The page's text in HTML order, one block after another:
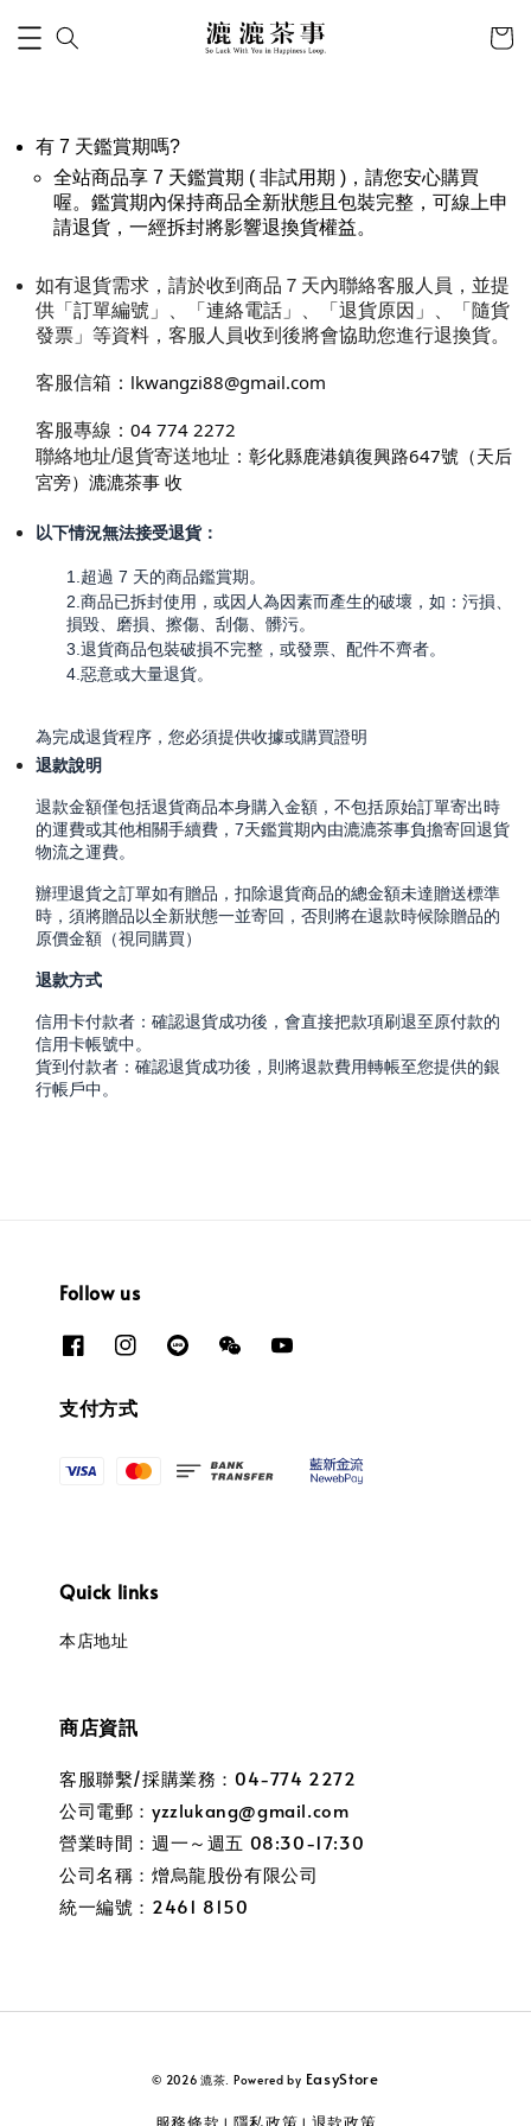
有 7 天鑑賞期嗎?
全站商品享 7 天鑑賞期 ( 非試用期 )，請您安心購買
喔。鑑賞期內保持商品全新狀態且包裝完整，可線上申
請退貨，一經拆封將影響退換貨權益。
如有退貨需求，請於收到商品７天內聯絡客服人員，並提
供「訂單編號」、「連絡電話」、
「 退貨原因 」
「隨貨
發票 」 等資料，客服人員收到後將會協助您進行退換貨。
客服信箱： lkwangzi88@gmail.com
客服專線： 04 774 2272
聯絡地址/退貨寄送地址： 彰化縣鹿港鎮復興路647號（天后
宮旁）漉漉茶事 收
以下情況無法接受退貨：
1.超過 7 天的商品鑑賞期。
2.商品已拆封使用，或因人為因素而產生的破壞，如：污損、
損毀、磨損、擦傷、刮傷、髒污。
3.退貨商品包裝破損不完整，或發票、配件不齊者。
4.惡意或大量退貨。
為完成退貨程序，您必須提供收據或購買證明
退款說明
退款金額僅包括退貨商品本身購入金額，不包括原始訂單寄出時
的運費或其他相關手續費，7天鑑賞期內由漉漉茶事負擔寄回退貨
物流之運費。
辦理退貨之訂單如有贈品，扣除退貨商品的總金額未達贈送標準
時，須將贈品以全新狀態一並寄回，否則將在退款時候除贈品的
原價金額（視同購買）
退款方式
信用卡付款者：確認退貨成功後，會直接把款項刷退至原付款的
信用卡帳號中。
貨到付款者：確認退貨成功後，則將退款費用轉帳至您提供的銀
行帳戶中。
Follow us
支付方式
Quick links
本店地址
商店資訊
客服聯繫/採購業務：04-774 2272
公司電郵：yzzlukang@gmail.com
營業時間：週一～週五 08:30-17:30
公司名稱：熷烏龍股份有限公司
統一編號：2461 8150
© 2026 漉茶. Powered by EasyStore